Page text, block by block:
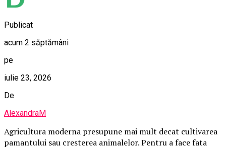
Publicat
acum 2 săptămâni
pe
iulie 23, 2026
De
AlexandraM
Agricultura moderna presupune mai mult decat cultivarea
pamantului sau cresterea animalelor. Pentru a face fata